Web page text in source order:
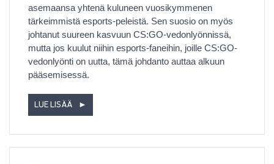
asemaansa yhtenä kuluneen vuosikymmenen
tärkeimmistä esports-peleistä. Sen suosio on myös
johtanut suureen kasvuun CS:GO-vedonlyönnissä,
mutta jos kuulut niihin esports-faneihin, joille CS:GO-
vedonlyönti on uutta, tämä johdanto auttaa alkuun
pääsemisessä.
LUE LISÄÄ ►